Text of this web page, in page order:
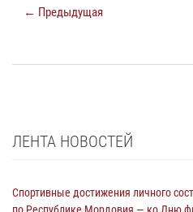
← Предыдущая
ЛЕНТА НОВОСТЕЙ
Спортивные достижения личного